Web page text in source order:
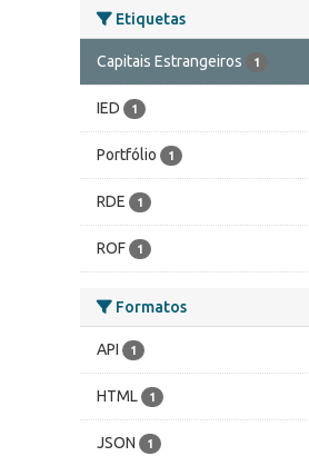
Etiquetas
Capitais Estrangeiros 1
IED 1
Portfólio 1
RDE 1
ROF 1
Formatos
API 1
HTML 1
JSON 1